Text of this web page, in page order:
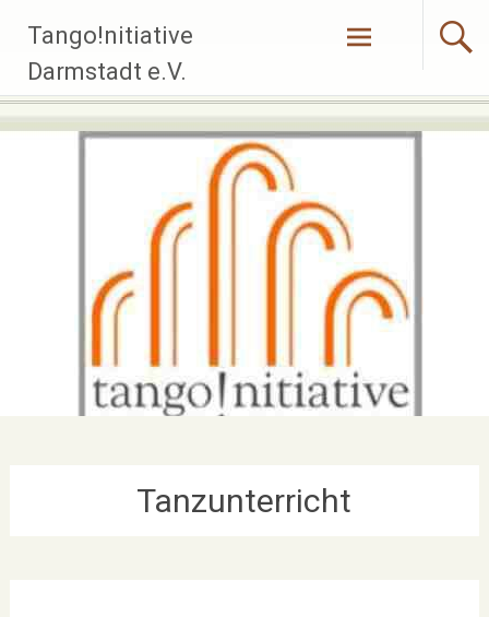
Inhalt
springen
Tango!nitiative
Darmstadt e.V.
Tanzunterricht